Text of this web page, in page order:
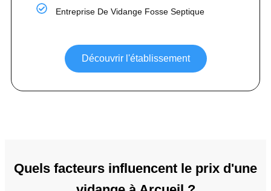
Entreprise De Vidange Fosse Septique
Découvrir l'établissement
Quels facteurs influencent le prix d'une